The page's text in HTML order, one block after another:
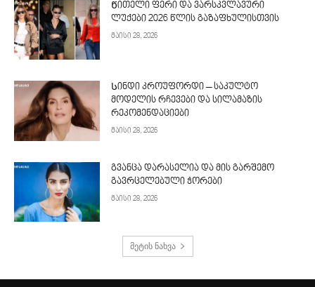
Წითელი ფერი და ვარსკვლავური
ლუქები 2026 წლის გაზაფხულისთვის
მაისი 28, 2026
Სინდი კროუფორდი – საკულტო
მოდელის რჩევები და სილამაზის
რეკომენდაციები
მაისი 28, 2026
გვანცა დარასელია და მის გარშემო
გავრცელებული ჭორები
მაისი 28, 2026
მეტის ნახვა